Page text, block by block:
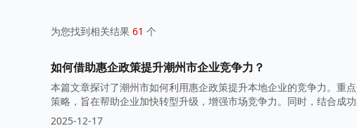
为您找到相关结果 61 个
如何借助惠企政策提升潮州市企业竞争力？
本篇文章探讨了潮州市如何利用惠企政策提升本地企业的竞争力。重
策略，旨在帮助企业加快转型升级，增强市场竞争力。同时，结合成
2025-12-17